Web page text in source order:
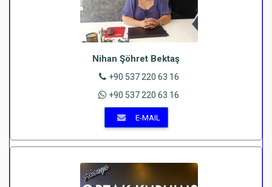
Nihan Şöhret Bektaş
+90 537 220 63 16
+90 537 220 63 16
E-MAIL